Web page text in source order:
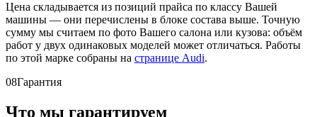
Цена складывается из позиций прайса по классу Вашей
машины — они перечислены в блоке состава выше. Точную
сумму мы считаем по фото Вашего салона или кузова: объём
работ у двух одинаковых моделей может отличаться. Работы
по этой марке собраны на странице Audi.
08Гарантия
Что мы гарантируем